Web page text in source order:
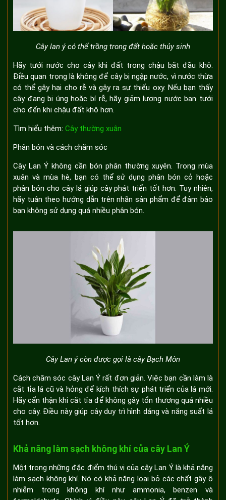
Cây lan ý có thể trồng trong đất hoặc thủy sinh
Hãy tưới nước cho cây khi đất trong chậu bắt đầu khô.
Điều quan trọng là không để cây bị ngập nước, vì nước thừa
có thể gây hại cho rễ và gây ra sự thiếu oxy. Nếu bạn thấy
cây đang bị úng hoặc bí rễ, hãy giảm lượng nước bạn tưới
cho đến khi chậu đất khô hơn.
Tìm hiểu thêm: Cây thường xuân
Phân bón và cách chăm sóc
Cây Lan Ý không cần bón phân thường xuyên. Trong mùa
xuân và mùa hè, bạn có thể sử dụng phân bón cỏ hoặc
phân bón cho cây lá giúp cây phát triển tốt hơn. Tuy nhiên,
hãy tuân theo hướng dẫn trên nhãn sản phẩm để đảm bảo
bạn không sử dụng quá nhiều phân bón.
Cây Lan ý còn được gọi là cây Bạch Môn
Cách chăm sóc cây Lan Ý rất đơn giản. Việc bạn cần làm là
cắt tỉa lá cũ và hỏng để kích thích sự phát triển của lá mới.
Hãy cẩn thận khi cắt tỉa để không gây tổn thương quá nhiều
cho cây. Điều này giúp cây duy trì hình dáng và năng suất lá
tốt hơn.
Khả năng làm sạch không khí của cây Lan Ý
Một trong những đặc điểm thú vị của cây Lan Ý là khả năng
làm sạch không khí. Nó có khả năng loại bỏ các chất gây ô
nhiễm trong không khí như ammonia, benzen và